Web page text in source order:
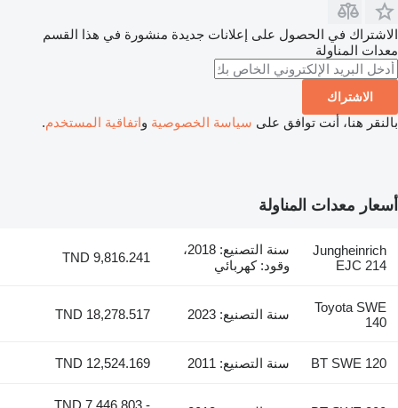
الاشتراك في الحصول على إعلانات جديدة منشورة في هذا القسم
معدات المناولة
الاشتراك
بالنقر هنا، أنت توافق على سياسة الخصوصية واتفاقية المستخدم.
أسعار معدات المناولة
Jungheinrich
EJC 214
سنة التصنيع: 2018،
وقود: كهربائي
TND 9,816.241
Toyota SWE
140
سنة التصنيع: 2023 TND 18,278.517
BT SWE 120 سنة التصنيع: 2011 TND 12,524.169
TND 7,446.803 -